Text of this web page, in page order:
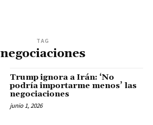
TAG
negociaciones
Trump ignora a Irán: ‘No
podría importarme menos’ las
negociaciones
junio 1, 2026